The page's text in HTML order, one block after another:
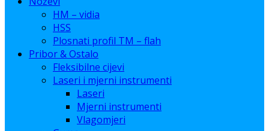
HM – vidia
HSS
Plosnati profil TM – flah
Pribor & Ostalo
Fleksibilne cijevi
Laseri i mjerni instrumenti
Laseri
Mjerni instrumenti
Vlagomjeri